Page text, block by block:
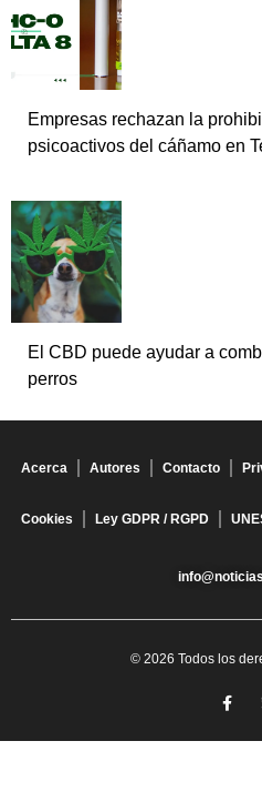
Empresas rechazan la
psicoactivos del cáñamo en
El CBD puede ayudar a
perros
Acerca Autores Contacto
Cookies Ley GDPR / RGPD
© 2026 Todos los